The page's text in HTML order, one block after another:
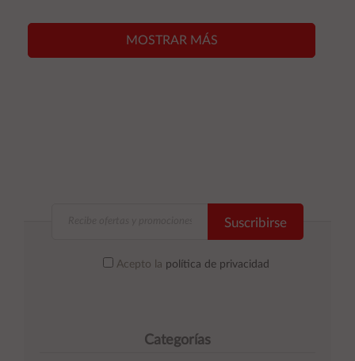
MOSTRAR MÁS
Suscribirse
Acepto la política de privacidad
Categorías